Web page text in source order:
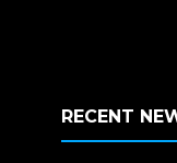
RECENT